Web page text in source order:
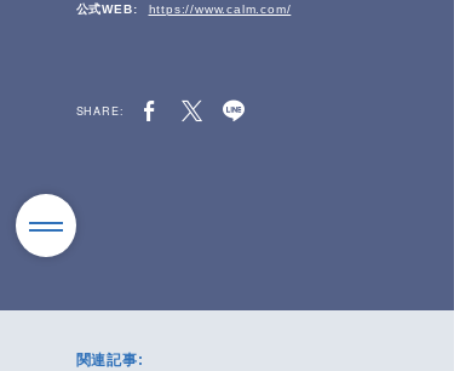
公式WEB: https://www.calm.com/
SHARE:
関連記事: